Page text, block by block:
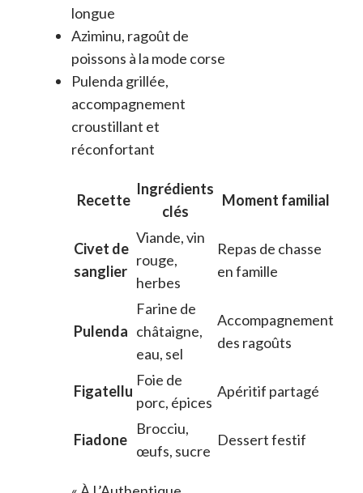
longue
Aziminu, ragoût de
poissons à la mode corse
Pulenda grillée,
accompagnement
croustillant et
réconfortant
Recette
Ingrédients
clés
Moment familial
Civet de
sanglier
Viande, vin
rouge,
herbes
Repas de chasse
en famille
Pulenda
Farine de
châtaigne,
eau, sel
Accompagnement
des ragoûts
Figatellu
Foie de
porc, épices
Apéritif partagé
Fiadone
Brocciu,
œufs, sucre
Dessert festif